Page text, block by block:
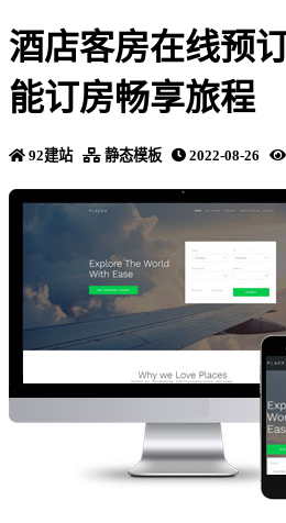
酒店客房在线预
能订房畅享旅程
92建站 静态模板 2022-08-26